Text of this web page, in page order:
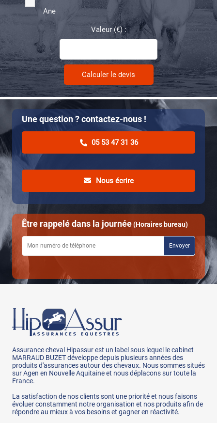
Ane
Valeur (€) :
Une question ? contactez-nous !
05 53 47 31 36
Nous écrire
Être rappelé dans la journée(Horaires bureau)
Assurance cheval Hipassur est un label sous lequel le cabinet
MARRAUD BUZET développe depuis plusieurs années des
produits d'assurances autour des chevaux. Nous sommes situés
sur Agen en Nouvelle Aquitaine et nous déplacons sur toute la
France.
La satisfaction de nos clients sont une priorité et nous faisons
évoluer constamment notre organisation et nos produits afin de
répondre au mieux à vos besoins et gagner en réactivité.